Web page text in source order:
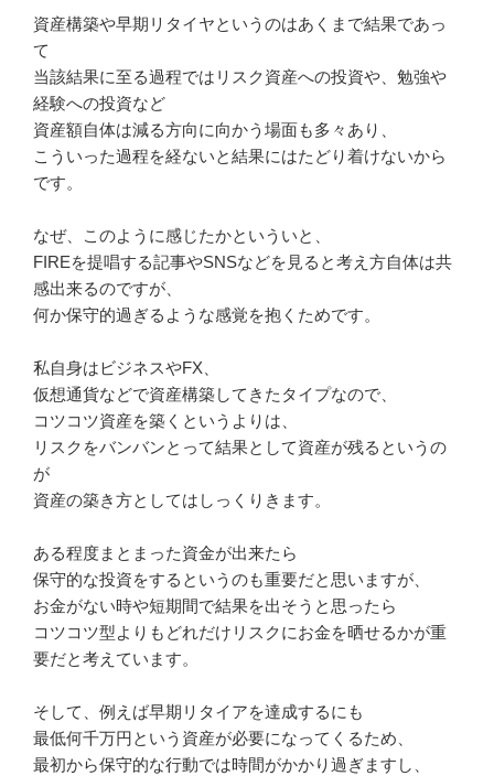
資産構築や早期リタイヤというのはあくまで結果であっ
て
当該結果に至る過程ではリスク資産への投資や、勉強や
経験への投資など
資産額自体は減る方向に向かう場面も多々あり、
こういった過程を経ないと結果にはたどり着けないから
です。
なぜ、このように感じたかといういと、
FIREを提唱する記事やSNSなどを見ると考え方自体は共
感出来るのですが、
何か保守的過ぎるような感覚を抱くためです。
私自身はビジネスやFX、
仮想通貨などで資産構築してきたタイプなので、
コツコツ資産を築くというよりは、
リスクをバンバンとって結果として資産が残るというの
が
資産の築き方としてはしっくりきます。
ある程度まとまった資金が出来たら
保守的な投資をするというのも重要だと思いますが、
お金がない時や短期間で結果を出そうと思ったら
コツコツ型よりもどれだけリスクにお金を晒せるかが重
要だと考え ています。
そして、例えば早期リタイアを達成するにも
最低何千万円という資産が必要になってくるため、
最初から保守的な行動では時間がかかり過ぎますし、